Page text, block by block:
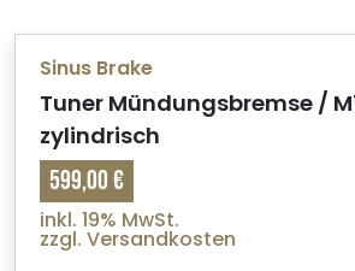
Sinus Brake
Tuner Mündungsbremse /
zylindrisch
599,00 €
inkl. 19% MwSt.
zzgl. Versandkosten